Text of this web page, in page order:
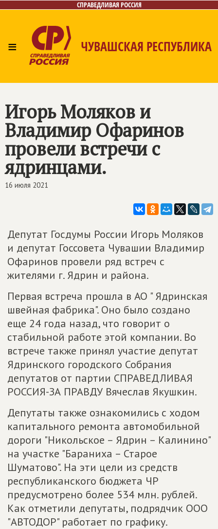
СПРАВЕДЛИВАЯ РОССИЯ
≡ ЧУВАШСКАЯ РЕСПУБЛИКА
Игорь Моляков и
Владимир Офаринов
провели встречи с
ядринцами.
16 июля 2021
Депутат Госдумы России Игорь Моляков
и депутат Госсовета Чувашии Владимир
Офаринов провели ряд встреч с
жителями г. Ядрин и района.
Первая встреча прошла в АО " Ядринская
швейная фабрика". Оно было создано
еще 24 года назад, что говорит о
стабильной работе этой компании. Во
встрече также принял участие депутат
Ядринского городского Собрания
депутатов от партии СПРАВЕДЛИВАЯ
РОССИЯ-ЗА ПРАВДУ Вячеслав Якушкин.
Депутаты также ознакомились с ходом
капитального ремонта автомобильной
дороги "Никольское – Ядрин – Калинино"
на участке "Бараниха – Старое
Шуматово". На эти цели из средств
республиканского бюджета ЧР
предусмотрено более 534 млн. рублей.
Как отметили депутаты, подрядчик ООО
"АВТОДОР" работает по графику.